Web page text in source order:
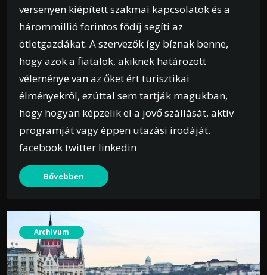
versenyen kiépített szakmai kapcsolatok és a
hárommillió forintos fődíj segíti az
ötletgazdákat. A szervezők így bíznak benne,
hogy azok a fiatalok, akiknek határozott
véleménye van az őket ért turisztikai
élményekről, ezúttal sem tartják magukban,
hogy hogyan képzelik el a jövő szállását, aktív
programját vagy éppen utazási irodáját.
facebook twitter linkedin
Bővebben
Archívum